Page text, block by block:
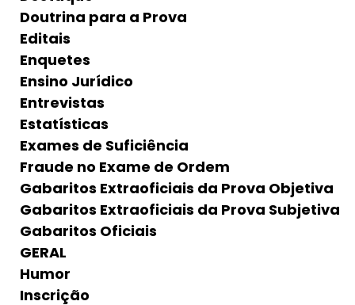
Doutrina para a Prova
Editais
Enquetes
Ensino Jurídico
Entrevistas
Estatísticas
Exames de Suficiência
Fraude no Exame de Ordem
Gabaritos Extraoficiais da Prova Objetiva
Gabaritos Extraoficiais da Prova Subjetiva
Gabaritos Oficiais
GERAL
Humor
Inscrição